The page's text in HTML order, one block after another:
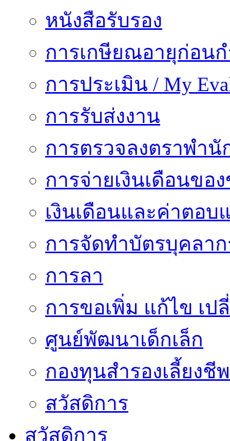
หนังสือรับรอง
การเกษียณอายุก่อน
การประเมิน / My
การรับส่งงาน
การตรวจลงตราพำ
การจ่ายเงินเดือนขอ
เงินเดือนและค่าตอบ
การจัดทำบัตรบุคลา
การลา
การขอเพิ่ม แก้ไข เ
ศูนย์พัฒนาเด็กเล็ก
กองทุนสำรองเลี้ยงชีพ
สวัสดิการ
สวัสดิการ